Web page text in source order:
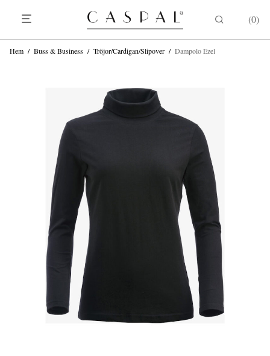
0
Hem / Buss & Business / Tröjor/Cardigan/Slipover / Dampolo Ezel